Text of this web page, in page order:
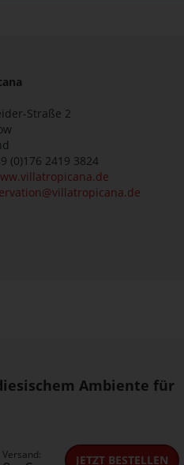
Straße 2
(0)176 2419 3824
Ambiente für
JETZTBESTELLEN
Versand: